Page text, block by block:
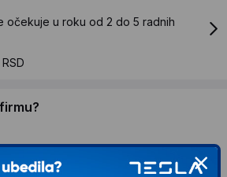
očekuje u roku od 2 do 5 radnih